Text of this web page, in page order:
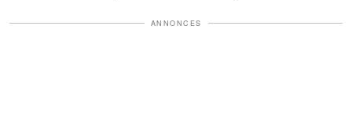
ANNONCES